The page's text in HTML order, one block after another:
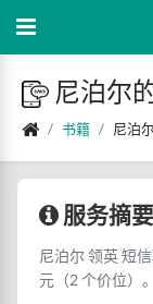
尼泊尔
书籍 尼泊
服务摘要
尼泊尔 领英 短
元（2 个价位）